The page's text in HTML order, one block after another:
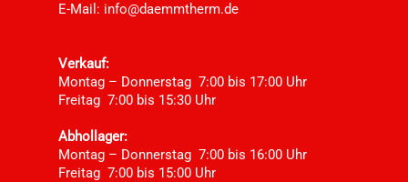
E-Mail: info@daemmtherm.de
Verkauf:
Montag – Donnerstag 7:00 bis 17:00 Uhr
Freitag 7:00 bis 15:30 Uhr
Abhollager:
Montag – Donnerstag 7:00 bis 16:00 Uhr
Freitag 7:00 bis 15:00 Uhr